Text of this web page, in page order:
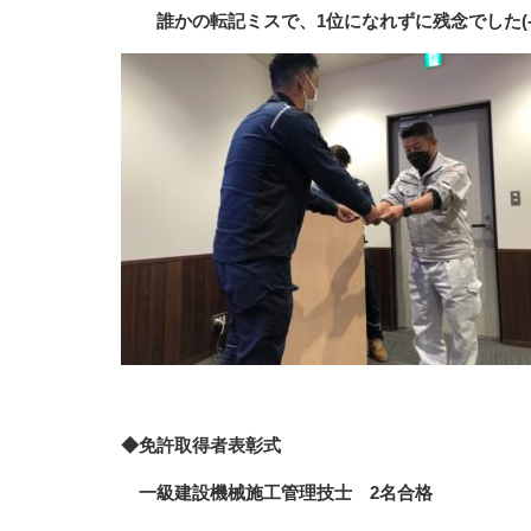
誰かの転記ミスで、1位になれずに残念でした
◆免許取得者表彰式
一級建設機械施工管理技士 2名合格